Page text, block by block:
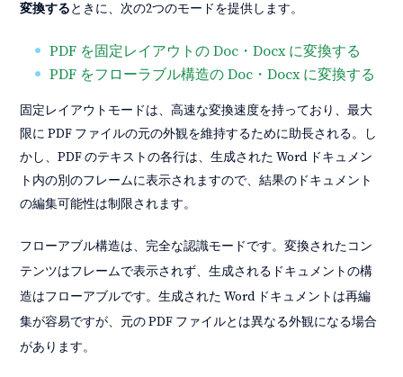
変換するときに、次の2つのモードを提供します。
PDF を固定レイアウトの Doc・Docx に変換する
PDF をフローラブル構造の Doc・Docx に変換する
固定レイアウトモードは、高速な変換速度を持っており、最大
限に PDF ファイルの元の外観を維持するために助長される。し
かし、PDF のテキストの各行は、生成された Word ドキュメン
ト内の別のフレームに表示されますので、結果のドキュメント
の編集可能性は制限されます。
フローアブル構造は、完全な認識モードです。変換されたコン
テンツはフレームで表示されず、生成されるドキュメントの構
造はフローアブルです。生成された Word ドキュメントは再編
集が容易ですが、元の PDF ファイルとは異なる外観になる場合
があります。